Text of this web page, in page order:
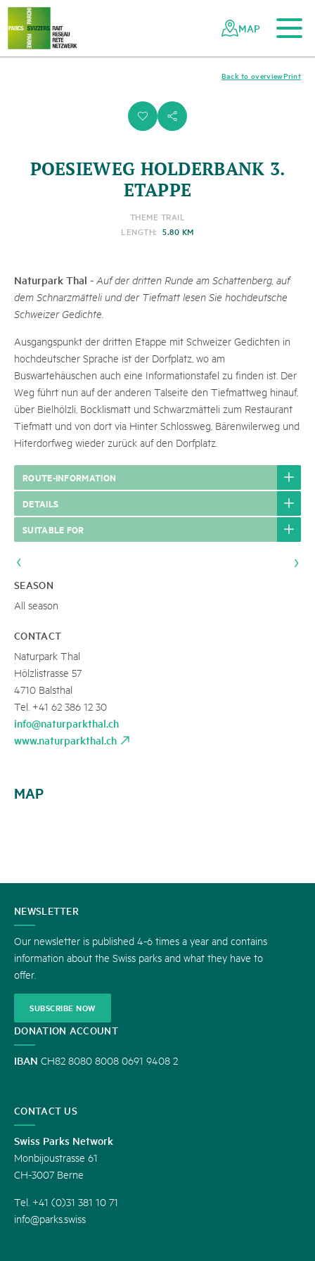
Navigating
the
Swiss
parks
Quick
navigation
To the main content
To the mobile navigation
To search
To the footer
To the sitemap
MAP
i s
Print
Back to overview
POESIEWEG HOLDERBANK 3.
ETAPPE
THEME TRAIL
LENGTH: 5.80 KM
Naturpark Thal - Auf der dritten Runde am Schattenberg, auf
dem Schnarzmätteli und der Tiefmatt lesen Sie hochdeutsche
Schweizer Gedichte.
Ausgangspunkt der dritten Etappe mit Schweizer Gedichten in
hochdeutscher Sprache ist der Dorfplatz, wo am
Buswartehäuschen auch eine Informationstafel zu finden ist. Der
Weg führt nun auf der anderen Talseite den Tiefmattweg hinauf,
über Bielhölzli, Bocklismatt und Schwarzmätteli zum Restaurant
Tiefmatt und von dort via Hinter Schlossweg, Bärenwilerweg und
Hiterdorfweg wieder zurück auf den Dorfplatz.
ROUTE-INFORMATION
DETAILS
SUITABLE FOR
SEASON
All season
CONTACT
Naturpark Thal
Hölzlistrasse 57
4710 Balsthal
Tel. +41 62 386 12 30
info@naturparkthal.ch
www.naturparkthal.ch
MAP
CONTACT
US
NEWSLETTER
Our newsletter is published 4-6 times a year and contains
information about the Swiss parks and what they have to
offer.
SUBSCRIBE NOW
DONATION ACCOUNT
IBAN CH82 8080 8008 0691 9408 2
CONTACT US
Swiss Parks Network
Monbijoustrasse 61
CH-3007 Berne
Tel. +41 (0)31 381 10 71
info@parks.swiss